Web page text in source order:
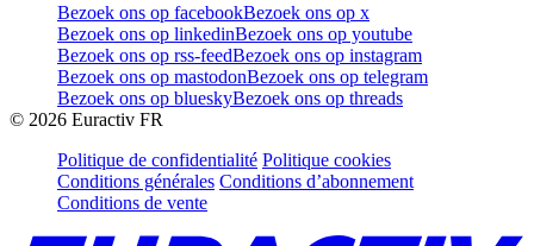
Bezoek ons op facebookBezoek ons op x
Bezoek ons op linkedinBezoek ons op youtube
Bezoek ons op rss-feedBezoek ons op instagram
Bezoek ons op mastodonBezoek ons op telegram
Bezoek ons op blueskyBezoek ons op threads
© 2026 Euractiv FR
Politique de confidentialité Politique cookies
Conditions générales Conditions d’abonnement
Conditions de vente